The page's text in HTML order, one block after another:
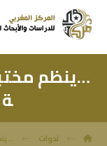
…ينظم
ندوات